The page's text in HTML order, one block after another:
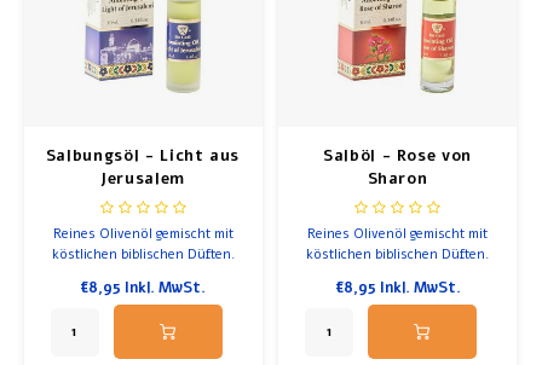
Frühstück und Mittagessen
Backen und Kochen
Salbungsöl - Licht aus
Jerusalem
Reines Olivenöl gemischt mit
köstlichen biblischen Düften.
Tönen.
€8,95 Inkl. MwSt.
Salböl - Rose von
Sharon
Reines Olivenöl gemischt mit
köstlichen biblischen Düften.
€8,95 Inkl. MwSt.